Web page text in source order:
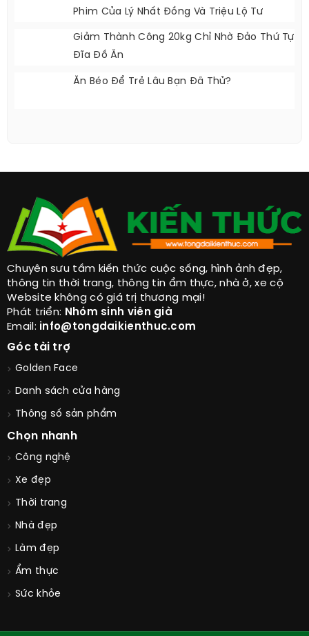
Phim Của Lý Nhất Đồng Và Triệu Lộ Tư
Giảm Thành Công 20kg Chỉ Nhờ Đảo Thứ Tự
Đĩa Đồ Ăn
Ăn Béo Để Trẻ Lâu Bạn Đã Thử?
Chuyên sưu tầm kiến thức cuộc sống, hình ảnh đẹp,
thông tin thời trang, thông tin ẩm thực, nhà ở, xe cộ
Website không có giá trị thương mại!
Phát triển: Nhóm sinh viên già
Email: info@tongdaikienthuc.com
Góc tài trợ
Golden Face
Danh sách cửa hàng
Thông số sản phẩm
Chọn nhanh
Công nghệ
Xe đẹp
Thời trang
Nhà đẹp
Làm đẹp
Ẩm thực
Sức khỏe